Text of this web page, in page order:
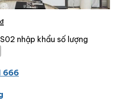
₫
nhập khẩu số lượng
666